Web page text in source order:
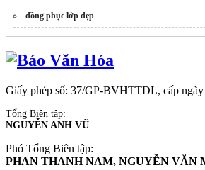
đồng phục lớp đẹp
Giấy phép số: 37/GP-BVHTTDL, cấp
Tổng Biên tập:
NGUYỄN ANH VŨ
Phó Tổng Biên tập:
PHAN THANH NAM, NGUYỄN VĂN